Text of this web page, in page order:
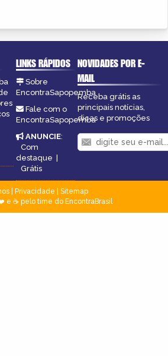
LINKS RÁPIDOS
Sobre
EncontraSapopemba
Fale com o
EncontraSapopemba
ANUNCIE:
Com
destaque |
Grátis
NOVIDADES POR E-
MAIL
Receba grátis as
principais notícias,
dicas e promoções
| Privacidade
Sitemap
e ☕ pelo time do EncontraBrasil